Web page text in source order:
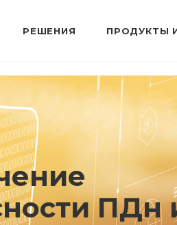
РЕШЕНИЯ ПРОДУКТЫ
ПДн